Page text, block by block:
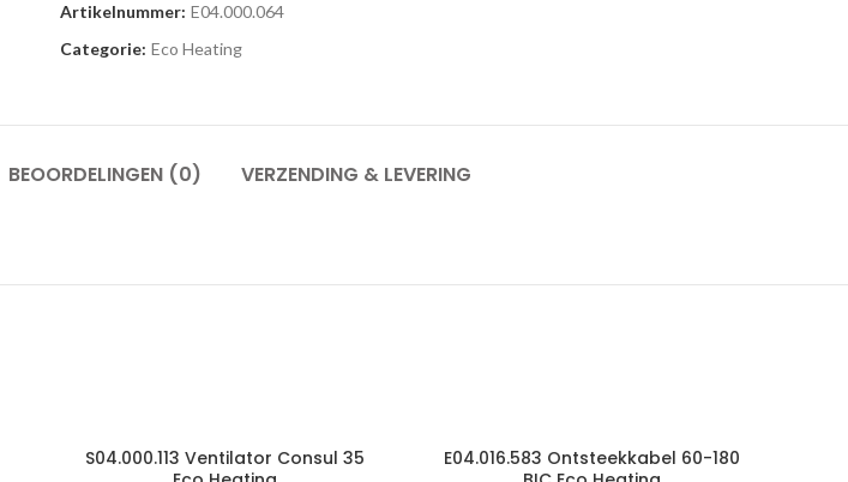
Artikelnummer: E04.000.064
Categorie: Eco Heating
BEOORDELINGEN (0) VERZENDING & LEVERING
S04.000.113 Ventilator Consul 35
E04.016.583 Ontsteekkabel 60-180